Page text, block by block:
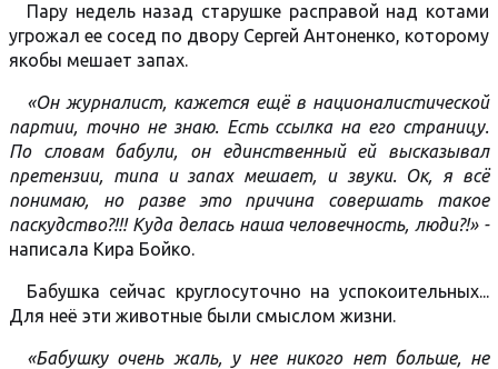
Пару недель назад старушке расправой над котами
угрожал ее сосед по двору Сергей Антоненко, которому
якобы мешает запах.
«Он журналист, кажется ещё в националистической
партии, точно не знаю. Есть ссылка на его страницу.
По словам бабули, он единственный ей высказывал
претензии, типа и запах мешает, и звуки. Ок, я всё
понимаю, но разве это причина совершать такое
паскудство?!!! Куда делась наша человечность, люди?!» -
написала Кира Бойко.
Бабушка сейчас круглосуточно на успокоительных...
Для неё эти животные были смыслом жизни.
«Бабушку очень жаль, у нее никого нет больше, не